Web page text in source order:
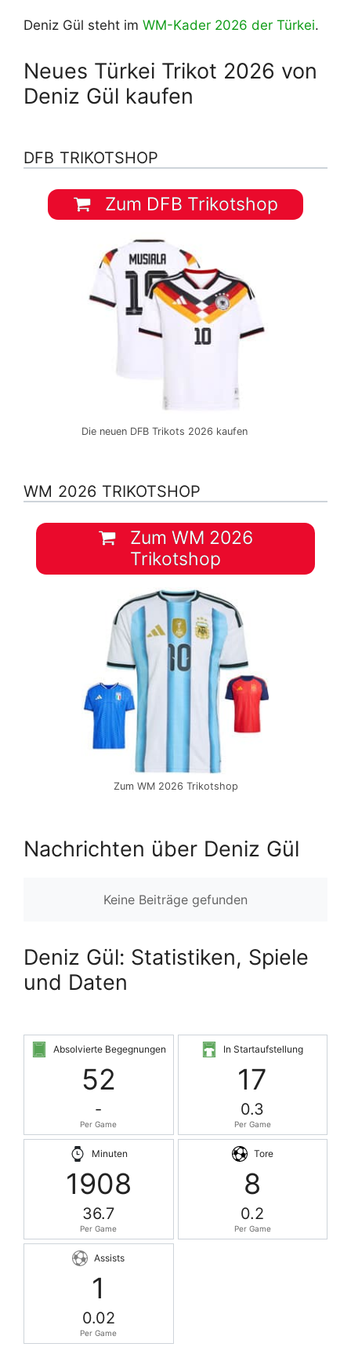
Deniz Gül steht im WM-Kader 2026 der Türkei.
Neues Türkei Trikot 2026 von
Deniz Gül kaufen
DFB TRIKOTSHOP
Zum DFB Trikotshop
Die neuen DFB Trikots 2026 kaufen
WM 2026 TRIKOTSHOP
Zum WM 2026
Trikotshop
Zum WM 2026 Trikotshop
Nachrichten über Deniz Gül
Keine Beiträge gefunden
Deniz Gül: Statistiken, Spiele
und Daten
Absolvierte Begegnungen
52
-
Per Game
In Startaufstellung
17
0.3
Per Game
Minuten
1908
36.7
Per Game
Tore
8
0.2
Per Game
Assists
1
0.02
Per Game